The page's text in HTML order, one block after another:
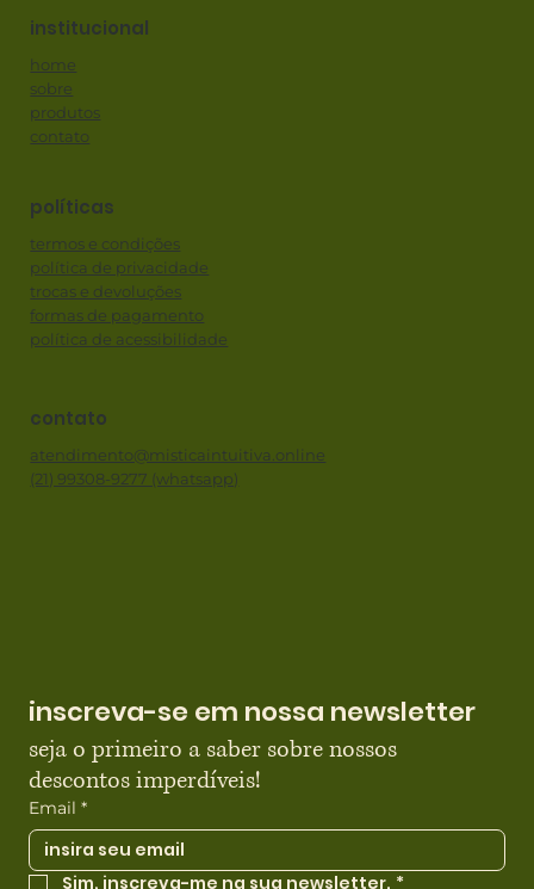
institucional
home
sobre
produtos
contato
políticas
termos e condições
política de privacidade
trocas e devoluções
formas de pagamento
política de acessibilidade
contato
atendimento@misticaintuitiva.online
(21) 99308-9277 (whatsapp)
inscreva-se em nossa newsletter
seja o primeiro a saber sobre nossos
descontos imperdíveis!
Email *
Sim, inscreva-me na sua newsletter. *